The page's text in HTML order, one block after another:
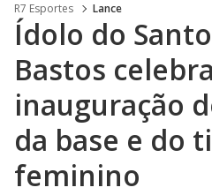
R7 Esportes Lance
Ídolo do
Bastos celebra
inauguração
da base e do
feminino